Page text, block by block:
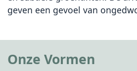
geven een gevoel van
Onze Vormen